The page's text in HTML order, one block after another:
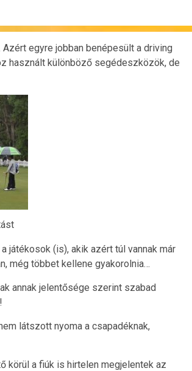
egyre jobban benépesült a driving
használt különböző segédeszközök, de
játékosok (is), akik azért túl vannak már
még többet kellene gyakorolnia…
annak jelentősége szerint szabad
látszott nyoma a csapadéknak,
körül a fiúk is hirtelen megjelentek az